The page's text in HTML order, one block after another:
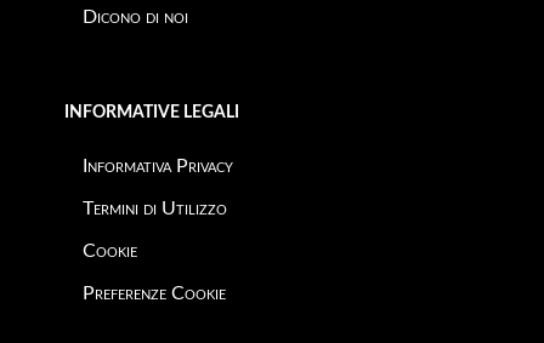
Dicono di noi
INFORMATIVE LEGALI
Informativa Privacy
Termini di Utilizzo
Cookie
Preferenze Cookie